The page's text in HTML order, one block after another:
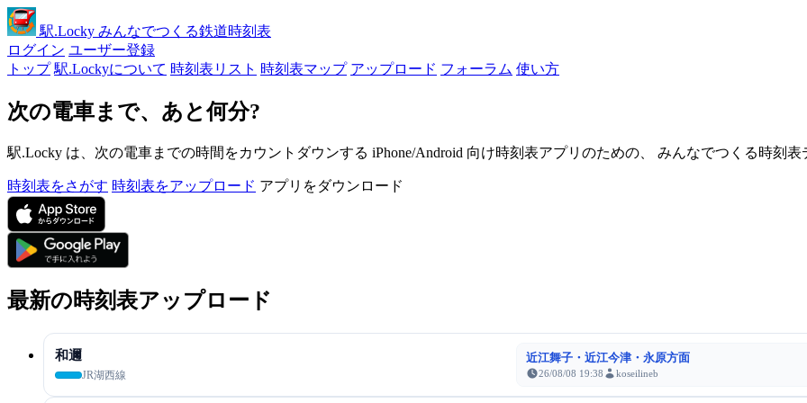
駅.Locky みんなでつくる鉄道時刻表
ログイン ユーザー登録
トップ 駅.Lockyについて 時刻表リスト 時刻表マップ アップロード フォーラム 使い方
次の電車まで、あと何分?
駅.Locky は、次の電車までの時間をカウントダウンする iPhone/Android 向け時刻表アプリのための、 みんなでつくる時刻表
時刻表をさがす 時刻表をアップロード アプリをダウンロード
最新の時刻表アップロード
和邇
JR湖西線
近江舞子・近江今津・永原方面
26/08/08 19:38 koseilineb